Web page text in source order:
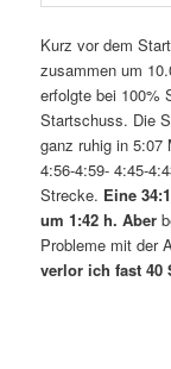
Kurz vor dem
zusammen um
erfolgte bei 100%
Startschuss. Die
ganz ruhig in 5:07
4:56-4:59- 4:45-
Strecke. Eine
um 1:42 h. Aber
Probleme mit der
verlor ich fast 40